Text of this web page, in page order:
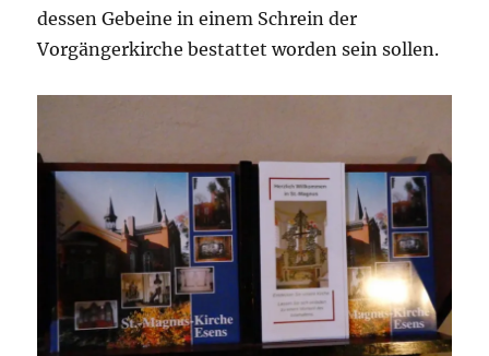
dessen Gebeine in einem Schrein der
Vorgängerkirche bestattet worden sein sollen.